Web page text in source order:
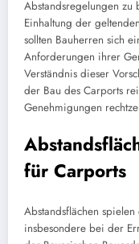
Abstandsregelungen zu
Einhaltung der
sollten Bauherren sich
Anforderungen ihrer
Verständnis dieser
der Bau des Carports
Genehmigungen
für Carports
Abstandsflächen
insbesondere bei der